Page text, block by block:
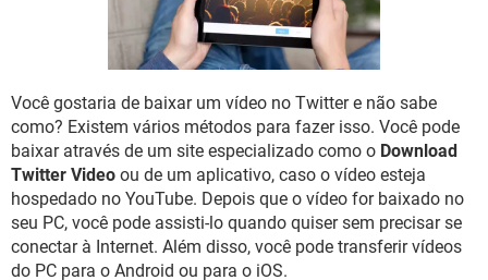
Você gostaria de baixar um vídeo no Twitter e não sabe
como? Existem vários métodos para fazer isso. Você pode
baixar através de um site especializado como o Download
Twitter Video ou de um aplicativo, caso o vídeo esteja
hospedado no YouTube. Depois que o vídeo for baixado no
seu PC, você pode assisti-lo quando quiser sem precisar se
conectar à Internet. Além disso, você pode transferir vídeos
do PC para o Android ou para o iOS.